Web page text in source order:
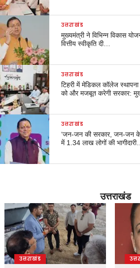
उत्तराखंड
मुख्यमंत्री ने विभिन्न विकास
वित्तीय स्वीकृति दी…
उत्तराखंड
टिहरी में मेडिकल कॉलेज
को और मजबूत करेगी सरकार:
उत्तराखंड
‘जन-जन की सरकार, जन-जन के
में 1.34 लाख लोगों की भागीदारी…
उत्तराखंड
उत्तराखंड